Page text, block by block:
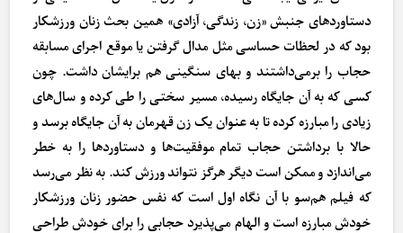
دستاوردهای جنبش «زن، زندگی، آزادی» همین بحث زنان ورزشکار
بود که در لحظات حساسی مثل مدال گرفتن یا موقع اجرای مسابقه
حجاب را برمی‌داشتند و بهای سنگینی هم برایشان داشت. چون
کسی که به آن جایگاه رسیده، مسیر سختی را طی کرده و سال‌های
زیادی را مبارزه کرده تا به عنوان یک زن قهرمان به آن جایگاه برسد و
حالا با برداشتن حجاب تمام موفقیت‌ها و دستاوردها را به خطر
می‌اندازد و ممکن است دیگر هرگز نتواند ورزش کند. به نظر می‌رسد
که فیلم هم‌سو با آن نگاه اول است که نفس حضور زنان ورزشکار
خودش مبارزه است و الهام می‌پذیرد حجابی را برای خودش طراحی